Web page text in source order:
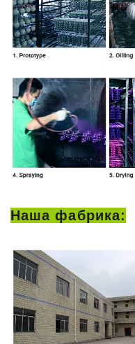
Наша фабрика: